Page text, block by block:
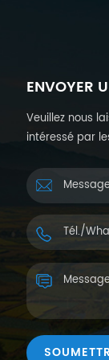
ENVOYER
Veuillez nous
intéressé par
dans les 24